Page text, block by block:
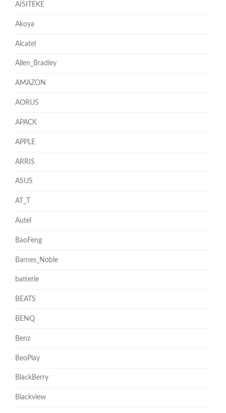
AISITEKE
Akoya
Alcatel
Allen_Bradley
AMAZON
AORUS
APACK
APPLE
ARRIS
ASUS
AT_T
Autel
BaoFeng
Barnes_Noble
batterie
BEATS
BENQ
Benz
BeoPlay
BlackBerry
Blackview